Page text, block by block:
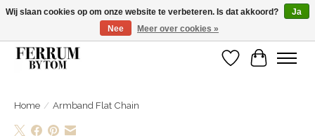
Wij zijn gelsoten van 14 tm 18 februari
Verlanglijst
Home / Armband Flat Chain
Wij slaan cookies op om onze website te verbeteren. Is dat akkoord?
Ja
Nee
Meer over cookies »